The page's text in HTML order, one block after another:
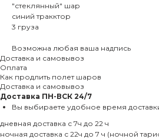
"стеклянный" шар
синий тракктор
3 груза
Возможна любая ваша надпись
Доставка и самовывоз
Оплата
Как продлить полет шаров
Доставка и самовывоз
Доставка ПН-ВСК 24/7
Вы выбираете удобное время
дневная доставка с 7ч до 22 ч
ночная доставка с 22ч до 7 ч (ночной